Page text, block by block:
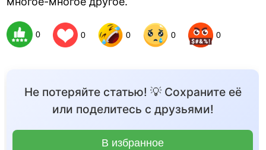
0 0 0 0 0
Не потеряйте статью! 💡 Сохраните её
или поделитесь с друзьями!
В избранное